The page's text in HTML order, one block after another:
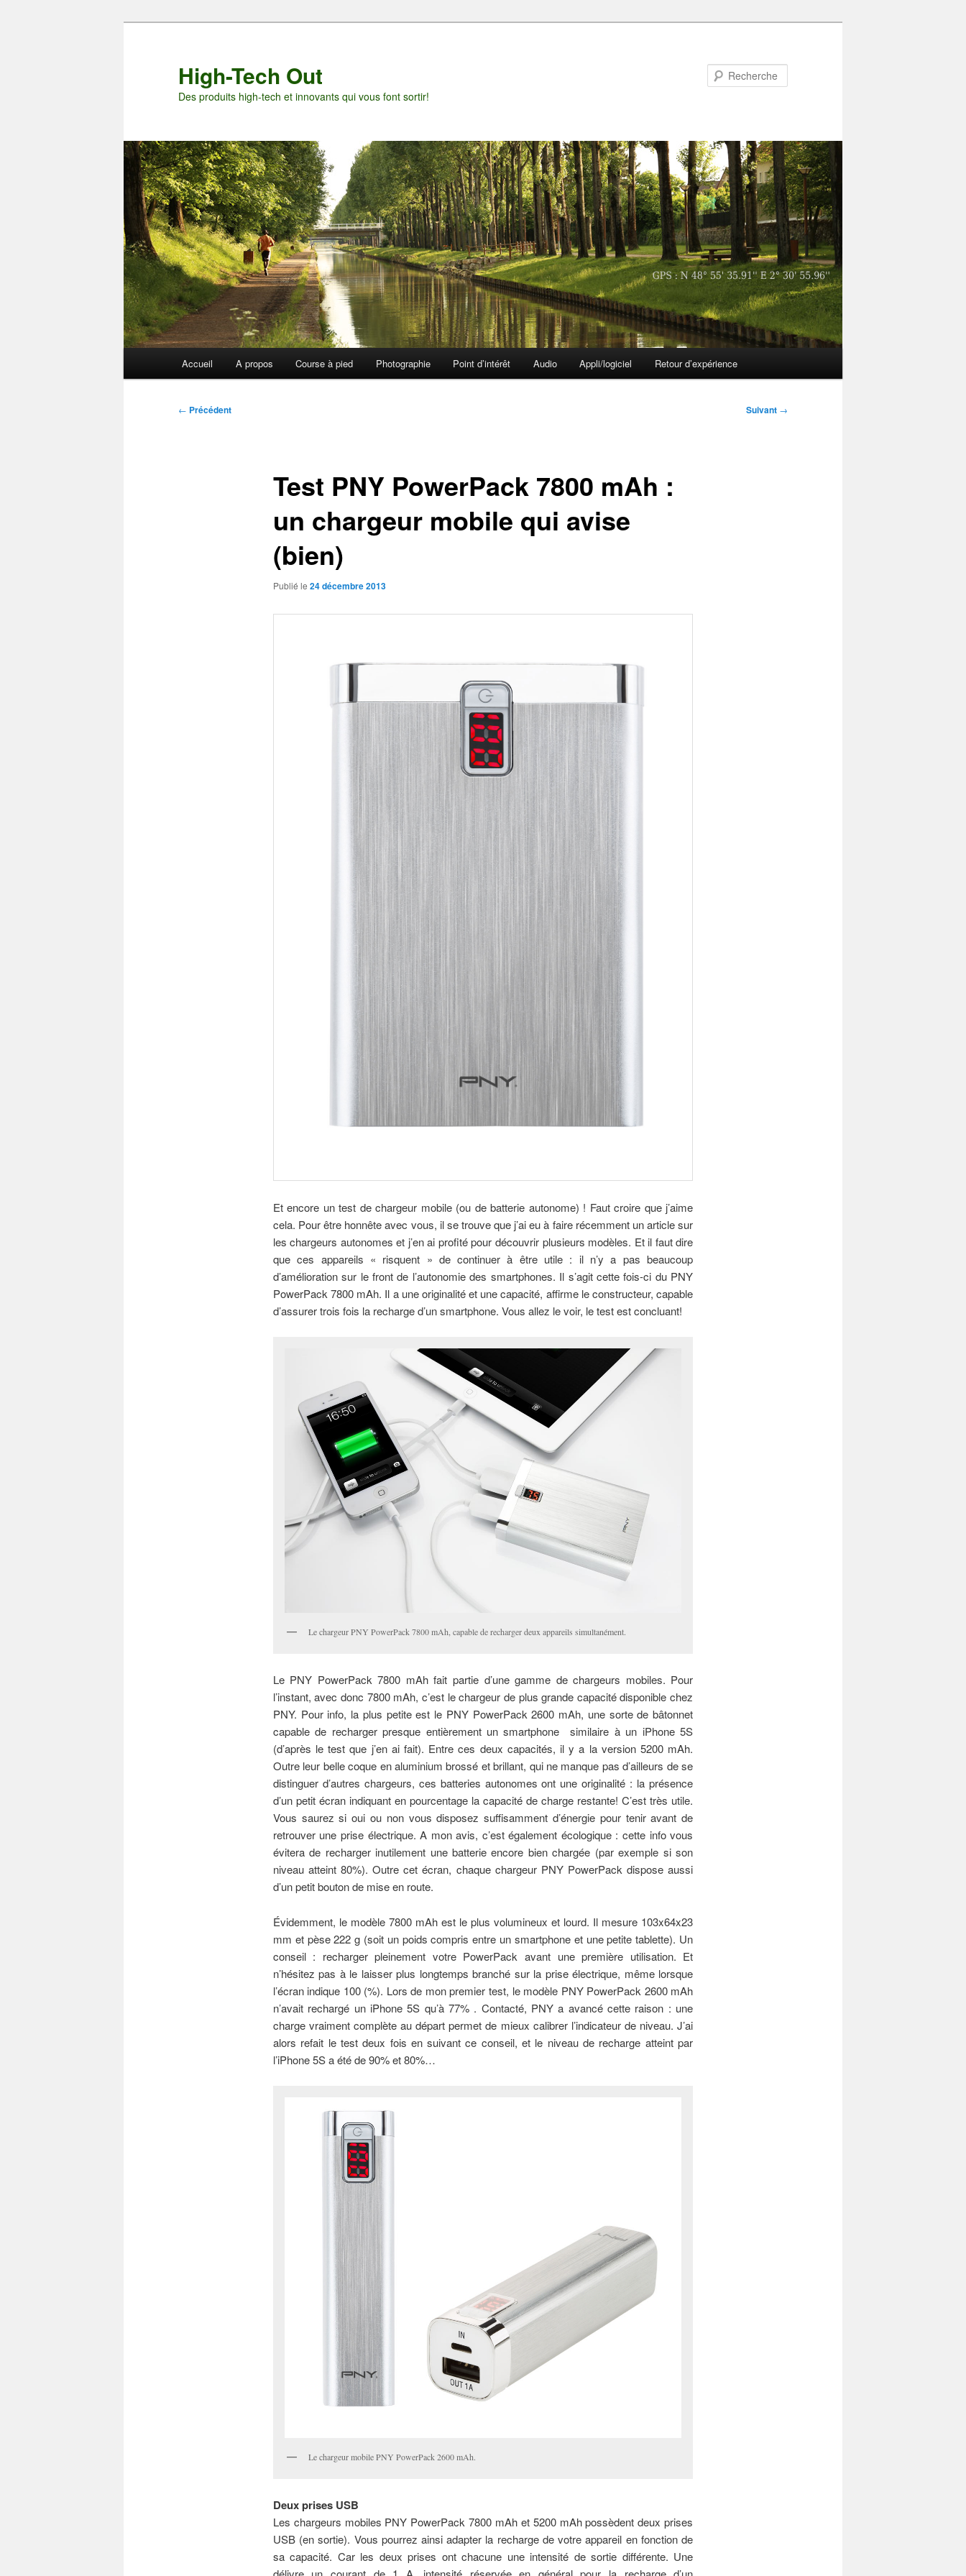
High-Tech Out
Des produits high-tech et innovants qui vous font sortir!
Accueil A propos Course à pied Photographie Point d’intérêt Audio Appli/logiciel Retour d’expérience
Navigation
← Précédent Suivant →
Test PNY PowerPack 7800 mAh :
un chargeur mobile qui avise
(bien)
Publié le 24 décembre 2013
Et encore un test de chargeur mobile (ou de batterie autonome) ! Faut croire que j’aime
cela. Pour être honnête avec vous, il se trouve que j’ai eu à faire récemment un article sur
les chargeurs autonomes et j’en ai profité pour découvrir plusieurs modèles. Et il faut dire
que ces appareils « risquent » de continuer à être utile : il n’y a pas beaucoup
d’amélioration sur le front de l’autonomie des smartphones. Il s’agit cette fois-ci du PNY
PowerPack 7800 mAh. Il a une originalité et une capacité, affirme le constructeur, capable
d’assurer trois fois la recharge d’un smartphone. Vous allez le voir, le test est concluant!
Le chargeur PNY PowerPack 7800 mAh, capable de recharger deux appareils simultanément.
Le PNY PowerPack 7800 mAh fait partie d’une gamme de chargeurs mobiles. Pour
l’instant, avec donc 7800 mAh, c’est le chargeur de plus grande capacité disponible chez
PNY. Pour info, la plus petite est le PNY PowerPack 2600 mAh, une sorte de bâtonnet
capable de recharger presque entièrement un smartphone similaire à un iPhone 5S
(d’après le test que j’en ai fait). Entre ces deux capacités, il y a la version 5200 mAh.
Outre leur belle coque en aluminium brossé et brillant, qui ne manque pas d’ailleurs de se
distinguer d’autres chargeurs, ces batteries autonomes ont une originalité : la présence
d’un petit écran indiquant en pourcentage la capacité de charge restante! C’est très utile.
Vous saurez si oui ou non vous disposez suffisamment d’énergie pour tenir avant de
retrouver une prise électrique. A mon avis, c’est également écologique : cette info vous
évitera de recharger inutilement une batterie encore bien chargée (par exemple si son
niveau atteint 80%). Outre cet écran, chaque chargeur PNY PowerPack dispose aussi
d’un petit bouton de mise en route.
Évidemment, le modèle 7800 mAh est le plus volumineux et lourd. Il mesure 103x64x23
mm et pèse 222 g (soit un poids compris entre un smartphone et une petite tablette). Un
conseil : recharger pleinement votre PowerPack avant une première utilisation. Et
n’hésitez pas à le laisser plus longtemps branché sur la prise électrique, même lorsque
l’écran indique 100 (%). Lors de mon premier test, le modèle PNY PowerPack 2600 mAh
n’avait rechargé un iPhone 5S qu’à 77% . Contacté, PNY a avancé cette raison : une
charge vraiment complète au départ permet de mieux calibrer l’indicateur de niveau. J’ai
alors refait le test deux fois en suivant ce conseil, et le niveau de recharge atteint par
l’iPhone 5S a été de 90% et 80%…
Le chargeur mobile PNY PowerPack 2600 mAh.
Deux prises USB
Les chargeurs mobiles PNY PowerPack 7800 mAh et 5200 mAh possèdent deux prises
USB (en sortie). Vous pourrez ainsi adapter la recharge de votre appareil en fonction de
sa capacité. Car les deux prises ont chacune une intensité de sortie différente. Une